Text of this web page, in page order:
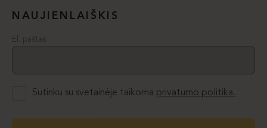
NAUJIENLAIŠKIS
El. paštas
Sutinku su svetainėje taikoma privatumo politika.